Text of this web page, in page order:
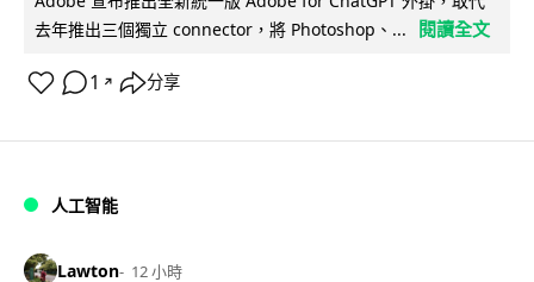
去年推出三個獨立 connector，將 Photoshop、...
閱讀全文
1 ↗ 分享
人工智能
Lawton 12 小時